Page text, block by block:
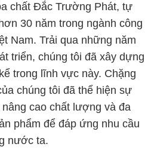
■ thương mại Sodium
Formosa Đài Loan Taiwan
mại ∞ cung cấp Sodium
Formosa Đài Loan Taiwan
Sodium Hidroxit © Xút Vảy
Taiwan
» cung cấp Sodium
Formosa Đài Loan Taiwan
cấp Sodium Hidroxit ©